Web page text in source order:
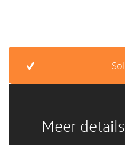
Meer details